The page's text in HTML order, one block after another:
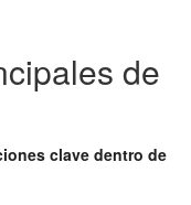
de
clave dentro de